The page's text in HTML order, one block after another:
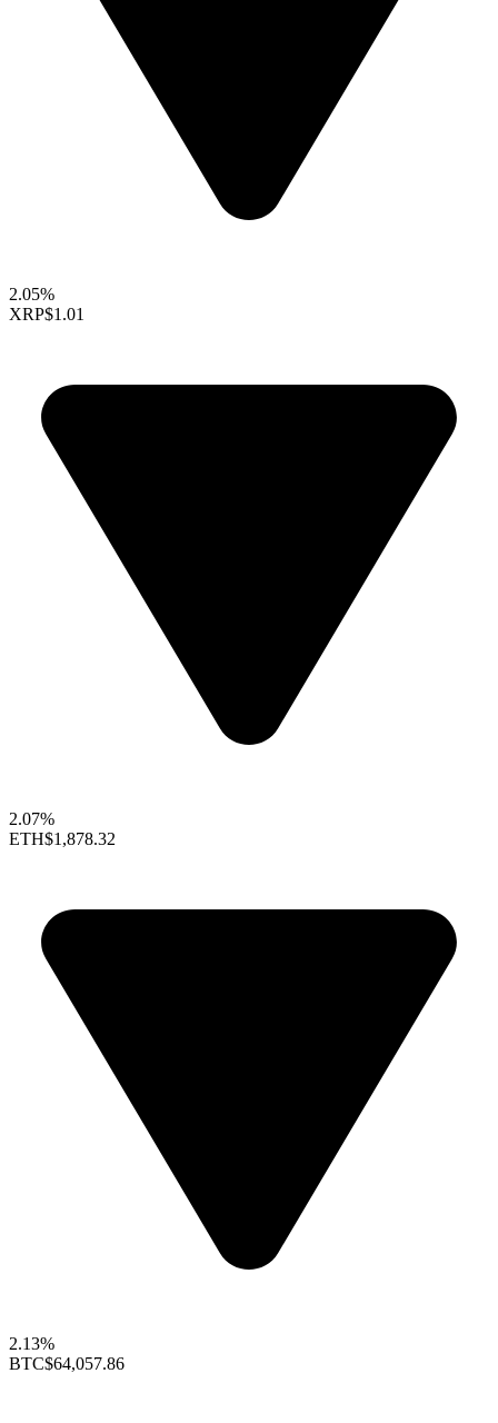
2.05%
XRP$1.01
2.07%
ETH$1,878.32
2.13%
BTC$64,057.86